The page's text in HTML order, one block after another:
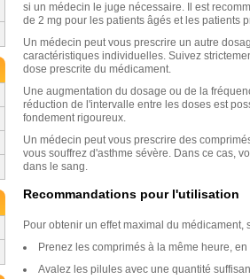
si un médecin le juge nécessaire. Il est
de 2 mg pour les patients âgés et les patients
Un médecin peut vous prescrire un autre
caractéristiques individuelles. Suivez
dose prescrite du médicament.
Une augmentation du dosage ou de la
réduction de l'intervalle entre les doses est
fondement rigoureux.
Un médecin peut vous prescrire des
vous souffrez d'asthme sévère. Dans ce cas,
dans le sang.
Recommandations pour l'utilisation
Pour obtenir un effet maximal du
Prenez les comprimés à la même heure,
Avalez les pilules avec une quantité